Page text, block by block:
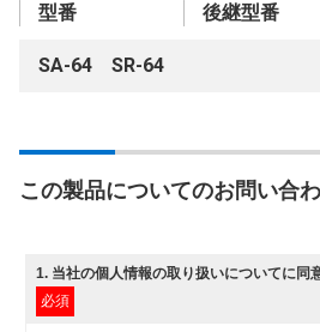
型番 後継型番
SA-64 SR-64
この製品についてのお問い合
1. 当社の個人情報の取り扱いについてに同
必須